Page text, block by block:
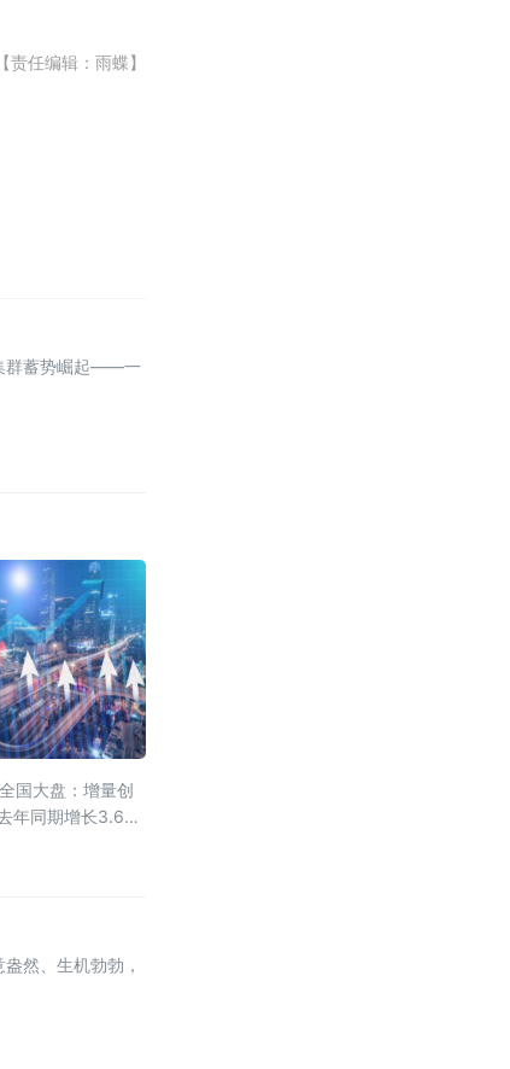
【责任编辑：雨蝶】
群蓄势崛起——一
国大盘：增量创
年同期增长3.6万
然、生机勃勃，